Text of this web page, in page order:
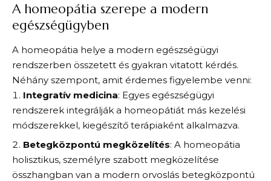
A homeopátia szerepe a modern
egészségügyben
A homeopátia helye a modern egészségügyi
rendszerben összetett és gyakran vitatott kérdés.
Néhány szempont, amit érdemes figyelembe venni:
Integratív medicina: Egyes egészségügyi
rendszerek integrálják a homeopátiát más kezelési
módszerekkel, kiegészítő terápiaként alkalmazva.
Betegközpontú megközelítés: A homeopátia
holisztikus, személyre szabott megközelítése
összhangban van a modern orvoslás betegközpontú